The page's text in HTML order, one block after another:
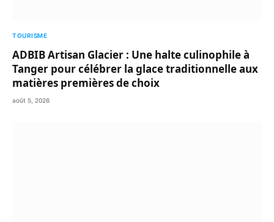
TOURISME
ADBIB Artisan Glacier : Une halte culinophile à
Tanger pour célébrer la glace traditionnelle aux
matières premières de choix
août 5, 2026